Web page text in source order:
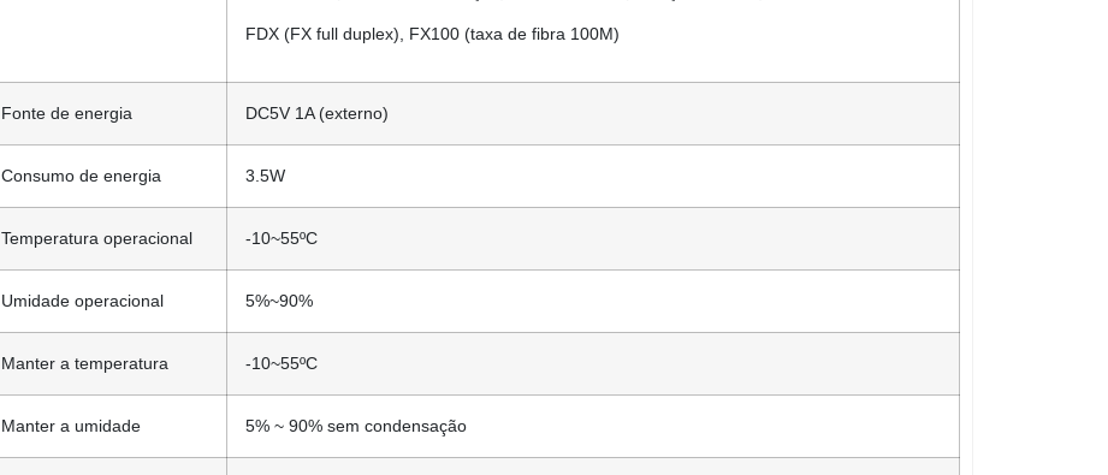
FDX (FX full duplex), FX100 (taxa de fibra 100M)
Fonte de energia DC5V 1A (externo)
Consumo de energia 3.5W
Temperatura operacional -10~55ºC
Umidade operacional 5%~90%
Manter a temperatura -10~55ºC
Manter a umidade 5% ~ 90% sem condensação